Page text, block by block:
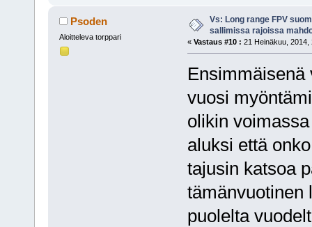
Psoden
Aloitteleva torppari
Vs: Long range FPV
sallimissa rajoissa
« Vastaus #10 : 21 Heinäkuu, 2014,
Ensimmäisenä
vuosi
olikin
aluksi että
tajusin katsoa
tämänvuotinen
puolelta